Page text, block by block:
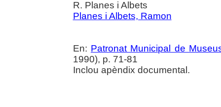
R. Planes i Albets
Planes i Albets, Ramon
En: Patronat Municipal de
1990), p. 71-81
Inclou apèndix documental.